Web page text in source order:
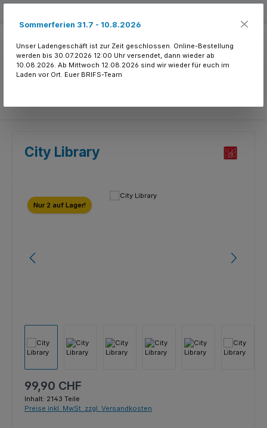
City Library
Bildergalerie überspringen
Nur 2 auf Lager!
Regulärer Preis:
99,90 CHF
Inhalt: 2143 Teile
Preise inkl. MwSt. zzgl. Versandkosten
Sommerferien 31.7 - 10.8.2026
Unser Ladengeschäft ist zur Zeit geschlossen. Online-Bestellung
werden bis 30.07.2026 12:00 Uhr versendet, dann wieder ab
10.08.2026. Ab Mittwoch 12.08.2026 sind wir wieder für euch im
Laden vor Ort. Euer BRIFS-Team